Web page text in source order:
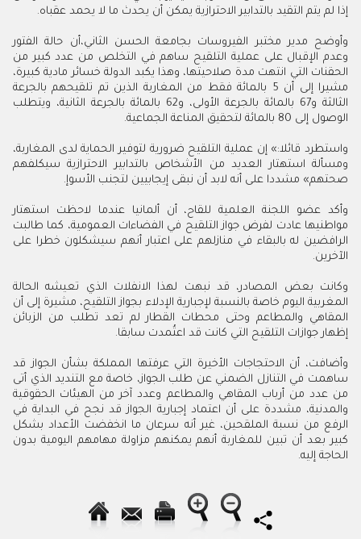
إذا لم يتم التقيد بالتدابير الاحترازية يمكن أن يحدث ما لا يحمد عقباه.
وأوضح مدير مختبر الفيروسات بجامعة الحسن الثاني،أن حالة الفتور
وعدم الإقبال على عملية التلقيح ساهم في التخلص من عدد كبير من
الحقنات التي انتهت مدة صلاحيتها، وهذا يكبد الدولة خسائر مادية كبيرة،
مشيرا إلى أن 5 بالمائة فقط من المغاربة الذين تم تلقيحهم بالجرعة
الثالثة و67 بالمائة بالجرعة الأولى، و62 بالمائة بالجرعة الثانية، ويتطلب
الوصول إلى 80 بالمائة لتحقيق المناعة الجماعية
.
واستطرد قائلا:» إن عملية التلقيح ضرورية لتوفير الحماية لدى المغاربة،
ومسألة استهتار العديد من الأشخاص بالتدابير الاحترازية سيكلفهم
صحتهم» مشددا على أنه لابد أن نبقى إيجابيين لتجنب الأسوإ.
وأكد عضو اللجنة العلمية للقاح، أن ألمانيا عندما لاحظت استهتار
مواطنيها عادت لفرض جواز التلقيح في الفضاءات العمومية، كما طالبت
الرافضين له بالبقاء في منازلهم على اعتبار أنهم سيشكلون خطرا على
الآخرين.
وكانت بعض المصادر، قد نبهت لهذا الانفلات الذي تعيشه الحالة
المغربية اليوم خاصة بالنسبة لإجبارية الإدلاء بجواز التلقيح، مشيرة إلى أن
المقاهي والمطاعم وحتى محطات القطار لم تعد تطلب من الزبائن
إظهار جوازات التلقيح التي كانت قد اعتُمدت سابقا.
وأضافت، أن الاحتجاجات الأخيرة التي عرفتها المملكة بشأن الجواز قد
ساهمت في التنازل الضمني عن طلب الجواز، خاصة مع التنديد الذي أتى
من عدد من أرباب المقاهي والمطاعم وعدد آخر من الهيئات الحقوقية
والمدنية، مشددة على أن اعتماد إجبارية الجواز قد نجح في البداية في
الرفع من نسبة الملقحين، غير أنه سرعان ما انخفضت الأعداد بشكل
كبير بعد أن تبين للمغاربة أنهم يمكنهم مزاولة مهامهم اليومية بدون
الحاجة إليه.